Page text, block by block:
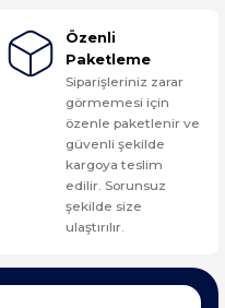
Özenli
Paketleme
Siparişleriniz zarar
görmemesi için
özenle paketlenir ve
güvenli şekilde
kargoya teslim
edilir. Sorunsuz
şekilde size
ulaştırılır.